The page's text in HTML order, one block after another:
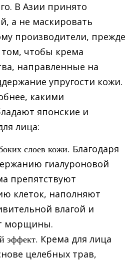
В Азии принято
а не маскировать
производители, прежде
том, чтобы крема
направленные на
упругости кожи.
какими
японские и
лица:
слоев кожи. Благодаря
гиалуроновой
препятствуют
клеток, наполняют
влагой и
морщины.
эффект. Крема для лица
целебных трав,